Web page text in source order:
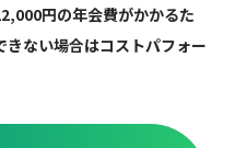
円の年会費がかかるた
ない場合はコストパフォー